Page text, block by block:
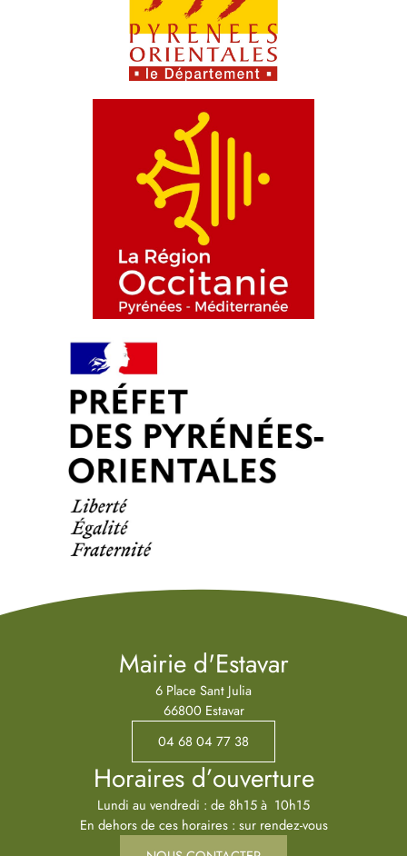
Mairie d'Estavar
6 Place Sant Julia
66800 Estavar
04 68 04 77 38
Horaires d’ouverture
Lundi au vendredi : de 8h15 à 10h15
En dehors de ces horaires : sur rendez-vous